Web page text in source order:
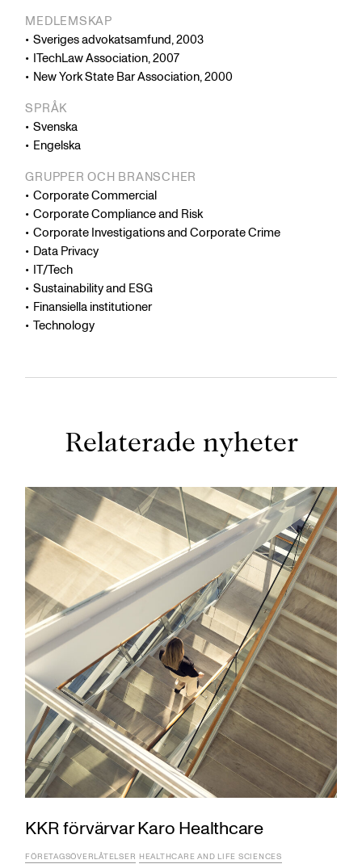
företagsbestämmelser (BCR), och hantering av
globala personuppgiftsincidenter. Hon har därutöver
omfattande erfarenhet av att bistå klienter i
samband med tillsynsärenden hos
Integritetsskyddsmyndigheten.
MEDLEMSKAP
Sveriges advokatsamfund, 2003
ITechLaw Association, 2007
New York State Bar Association, 2000
SPRÅK
Svenska
Engelska
GRUPPER OCH BRANSCHER
Corporate Commercial
Corporate Compliance and Risk
Corporate Investigations and Corporate Crime
Data Privacy
IT/Tech
Sustainability and ESG
Finansiella institutioner
Technology
Relaterade nyheter
KKR förvärvar Karo Healthcare
FÖRETAGSÖVERLÅTELSER HEALTHCARE AND LIFE SCIENCES